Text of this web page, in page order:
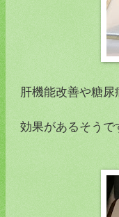
肝機能改善や糖
効果があるそうで